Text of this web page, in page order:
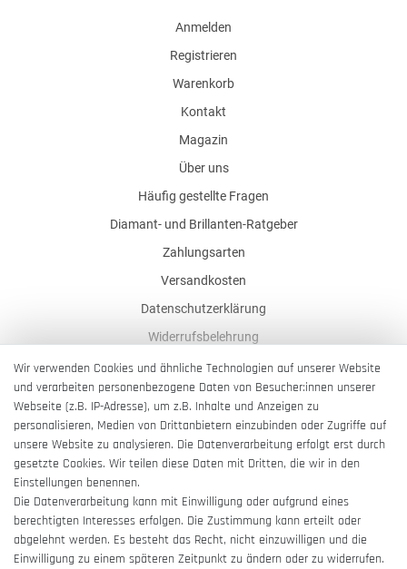
Anmelden
Registrieren
Warenkorb
Kontakt
Magazin
Über uns
Häufig gestellte Fragen
Diamant- und Brillanten-Ratgeber
Zahlungsarten
Versandkosten
Datenschutzerklärung
Widerrufsbelehrung
AGB
Impressum
Barrierefreiheitserklärung
Vertrag widerrufen
Wir verwenden Cookies und ähnliche Technologien auf unserer Website
und verarbeiten personenbezogene Daten von Besucher:innen unserer
Webseite (z.B. IP-Adresse), um z.B. Inhalte und Anzeigen zu
personalisieren, Medien von Drittanbietern einzubinden oder Zugriffe auf
unsere Website zu analysieren. Die Datenverarbeitung erfolgt erst durch
gesetzte Cookies. Wir teilen diese Daten mit Dritten, die wir in den
Einstellungen benennen.
Die Datenverarbeitung kann mit Einwilligung oder aufgrund eines
berechtigten Interesses erfolgen. Die Zustimmung kann erteilt oder
abgelehnt werden. Es besteht das Recht, nicht einzuwilligen und die
Einwilligung zu einem späteren Zeitpunkt zu ändern oder zu widerrufen.